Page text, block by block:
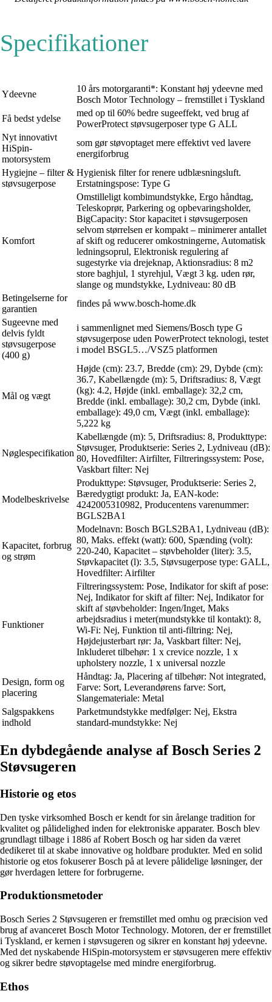
Specifikationer
Ydeevne
10 års motorgaranti*: Konstant høj ydeevne med
Bosch Motor Technology – fremstillet i Tyskland
Få bedst ydelse
med op til 60% bedre sugeeffekt, ved brug af
PowerProtect støvsugerposer type G ALL
Nyt innovativt
HiSpin-
motorsystem
som gør støvoptaget mere effektivt ved lavere
energiforbrug
Hygiejne – filter &
støvsugerpose
Hygienisk filter for renere udblæsningsluft.
Erstatningspose: Type G
Komfort
Omstilleligt kombimundstykke, Ergo håndtag,
Teleskoprør, Parkering og opbevaringsholder,
BigCapacity: Stor kapacitet i støvsugerposen
selvom størrelsen er kompakt – minimerer antallet
af skift og reducerer omkostningerne, Automatisk
ledningsoprul, Elektronisk regulering af
sugestyrke via drejeknap, Aktionsradius: 8 m2
store baghjul, 1 styrehjul, Vægt 3 kg. uden rør,
slange og mundstykke, Lydniveau: 80 dB
Betingelserne for
garantien
findes på www.bosch-home.dk
Sugeevne med
delvis fyldt
støvsugerpose
(400 g)
i sammenlignet med Siemens/Bosch type G
støvsugerpose uden PowerProtect teknologi, testet
i model BSGL5…/VSZ5 platformen
Mål og vægt
Højde (cm): 23.7, Bredde (cm): 29, Dybde (cm):
36.7, Kabellængde (m): 5, Driftsradius: 8, Vægt
(kg): 4.2, Højde (inkl. emballage): 32,2 cm,
Bredde (inkl. emballage): 30,2 cm, Dybde (inkl.
emballage): 49,0 cm, Vægt (inkl. emballage):
5,222 kg
Nøglespecifikation
Kabellængde (m): 5, Driftsradius: 8, Produkttype:
Støvsuger, Produktserie: Series 2, Lydniveau (dB):
80, Hovedfilter: Airfilter, Filtreringssystem: Pose,
Vaskbart filter: Nej
Modelbeskrivelse
Produkttype: Støvsuger, Produktserie: Series 2,
Bæredygtigt produkt: Ja, EAN-kode:
4242005310982, Producentens varenummer:
BGLS2BA1
Kapacitet, forbrug
og strøm
Modelnavn: Bosch BGLS2BA1, Lydniveau (dB):
80, Maks. effekt (watt): 600, Spænding (volt):
220-240, Kapacitet – støvbeholder (liter): 3.5,
Støvkapacitet (l): 3.5, Støvsugerpose type: GALL,
Hovedfilter: Airfilter
Funktioner
Filtreringssystem: Pose, Indikator for skift af pose:
Nej, Indikator for skift af filter: Nej, Indikator for
skift af støvbeholder: Ingen/Inget, Maks
arbejdsradius i meter(mundstykke til kontakt): 8,
Wi-Fi: Nej, Funktion til anti-filtring: Nej,
Højdejusterbart rør: Ja, Vaskbart filter: Nej,
Inkluderet tilbehør: 1 x crevice nozzle, 1 x
upholstery nozzle, 1 x universal nozzle
Design, form og
placering
Håndtag: Ja, Placering af tilbehør: Not integrated,
Farve: Sort, Leverandørens farve: Sort,
Slangemateriale: Metal
Salgspakkens
indhold
Parketmundstykke medfølger: Nej, Ekstra
standard-mundstykke: Nej
En dybdegående analyse af Bosch Series 2
Støvsugeren
Historie og etos
Den tyske virksomhed Bosch er kendt for sin årelange tradition for
kvalitet og pålidelighed inden for elektroniske apparater. Bosch blev
grundlagt tilbage i 1886 af Robert Bosch og har siden da været
dedikeret til at skabe innovative og holdbare produkter. Med en solid
historie og etos fokuserer Bosch på at levere pålidelige løsninger, der
gør hverdagen lettere for forbrugerne.
Produktionsmetoder
Bosch Series 2 Støvsugeren er fremstillet med omhu og præcision ved
brug af avanceret Bosch Motor Technology. Motoren, der er fremstillet
i Tyskland, er kernen i støvsugeren og sikrer en konstant høj ydeevne.
Med det nyskabende HiSpin-motorsystem er støvsugeren mere effektiv
og sikrer bedre støvoptagelse med mindre energiforbrug.
Ethos